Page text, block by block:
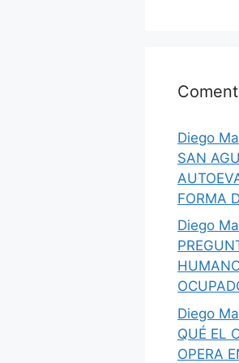
Diego
SAN
FORMA
Diego
Diego
QUÉ EL
OPERA